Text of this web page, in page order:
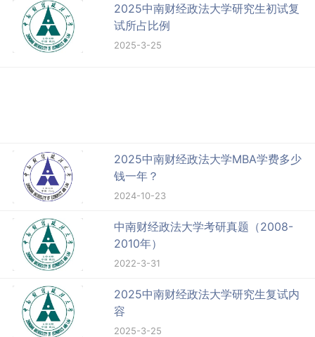
2025中南财经政法大学研究生初试复
试所占比例
2025-3-25
2025中南财经政法大学MBA学费多少
钱一年？
2024-10-23
中南财经政法大学考研真题（2008-
2010年）
2022-3-31
2025中南财经政法大学研究生复试内
容
2025-3-25